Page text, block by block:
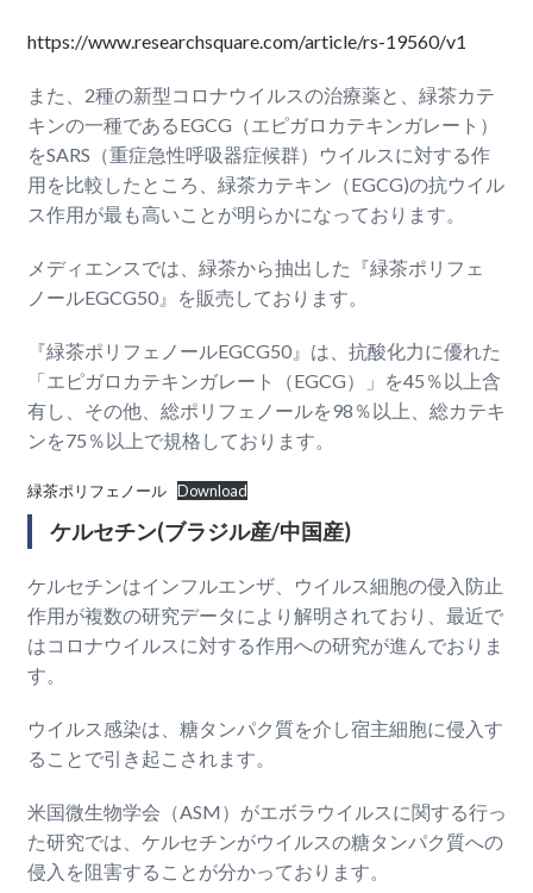
https://www.researchsquare.com/article/rs-19560/v1
また、2種の新型コロナウイルスの治療薬と、緑茶カテ
キンの一種であるEGCG（エピガロカテキンガレート）
をSARS（重症急性呼吸器症候群）ウイルスに対する作
用を比較したところ、緑茶カテキン（EGCG)の抗ウイル
ス作用が最も高いことが明らかになっております。
メディエンスでは、緑茶から抽出した『緑茶ポリフェ
ノールEGCG50』を販売しております。
『緑茶ポリフェノールEGCG50』は、抗酸化力に優れた
「エピガロカテキンガレート（EGCG）」を45％以上含
有し、その他、総ポリフェノールを98％以上、総カテキ
ンを75％以上で規格しております。
緑茶ポリフェノール Download
ケルセチン(ブラジル産/中国産)
ケルセチンはインフルエンザ、ウイルス細胞の侵入防止
作用が複数の研究データにより解明されており、最近で
はコロナウイルスに対する作用への研究が進んでおりま
す。
ウイルス感染は、糖タンパク質を介し宿主細胞に侵入す
ることで引き起こされます。
米国微生物学会（ASM）がエボラウイルスに関する行っ
た研究では、ケルセチンがウイルスの糖タンパク質への
侵入を阻害することが分かっております。